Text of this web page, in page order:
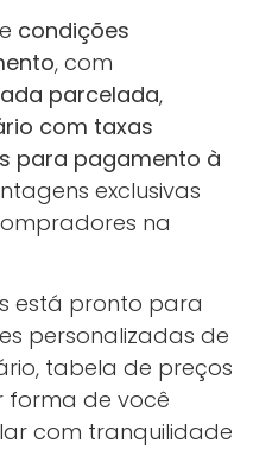
condições
, com
parcelada,
com taxas
para pagamento à
exclusivas
na
está pronto para
personalizadas de
tabela de preços
forma de você
com tranquilidade